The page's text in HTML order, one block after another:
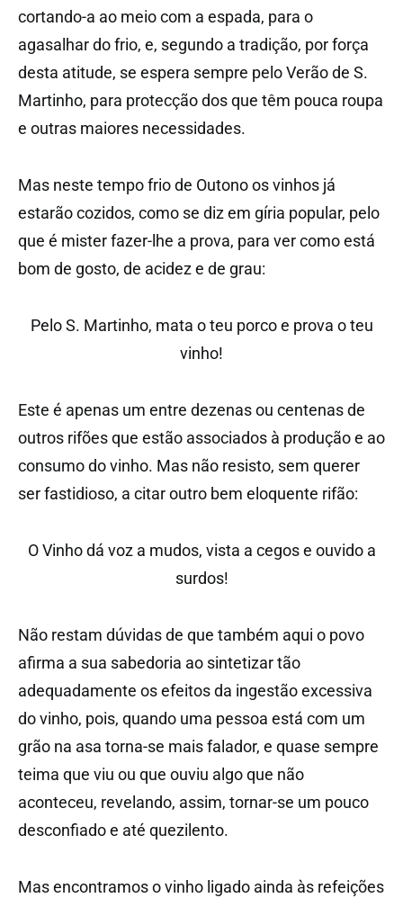
cortando-a ao meio com a espada, para o
agasalhar do frio, e, segundo a tradição, por força
desta atitude, se espera sempre pelo Verão de S.
Martinho, para protecção dos que têm pouca roupa
e outras maiores necessidades.
Mas neste tempo frio de Outono os vinhos já
estarão cozidos, como se diz em gíria popular, pelo
que é mister fazer-lhe a prova, para ver como está
bom de gosto, de acidez e de grau:
Pelo S. Martinho, mata o teu porco e prova o teu
vinho!
Este é apenas um entre dezenas ou centenas de
outros rifões que estão associados à produção e ao
consumo do vinho. Mas não resisto, sem querer
ser fastidioso, a citar outro bem eloquente rifão:
O Vinho dá voz a mudos, vista a cegos e ouvido a
surdos!
Não restam dúvidas de que também aqui o povo
afirma a sua sabedoria ao sintetizar tão
adequadamente os efeitos da ingestão excessiva
do vinho, pois, quando uma pessoa está com um
grão na asa torna-se mais falador, e quase sempre
teima que viu ou que ouviu algo que não
aconteceu, revelando, assim, tornar-se um pouco
desconfiado e até quezilento.
Mas encontramos o vinho ligado ainda às refeições